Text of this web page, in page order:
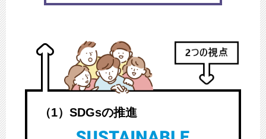
（1）SDGsの推進